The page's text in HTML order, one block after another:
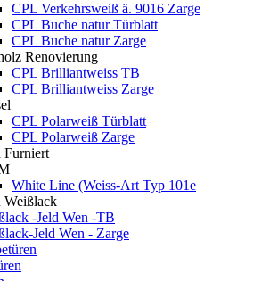
CPL Verkehrsweiß ä. 9016 Zarge
CPL Buche natur Türblatt
CPL Buche natur Zarge
Renovierung
CPL Brilliantweiss TB
CPL Brilliantweiss Zarge
CPL Polarweiß Türblatt
CPL Polarweiß Zarge
Furniert
White Line (Weiss-Art Typ 101e
Weißlack
-Jeld Wen -TB
Jeld Wen - Zarge